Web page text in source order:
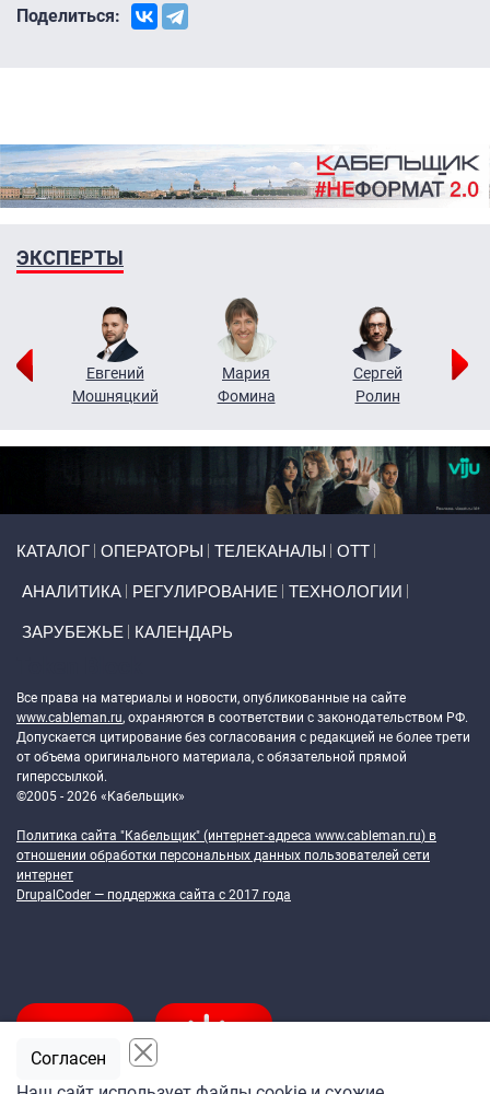
Поделиться:
ЭКСПЕРТЫ
Евгений
Мошняцкий
Мария
Фомина
Сергей
Ролин
КАТАЛОГ ОПЕРАТОРЫ ТЕЛЕКАНАЛЫ ОТТ
АНАЛИТИКА РЕГУЛИРОВАНИЕ ТЕХНОЛОГИИ
ЗАРУБЕЖЬЕ КАЛЕНДАРЬ
Все права на материалы и новости, опубликованные на сайте
www.cableman.ru, охраняются в соответствии с законодательством РФ.
Допускается цитирование без согласования с редакцией не более трети
от объема оригинального материала, с обязательной прямой
гиперссылкой.
©2005 - 2026 «Кабельщик»
Политика сайта "Кабельщик" (интернет-адреса www.cableman.ru) в
отношении обработки персональных данных пользователей сети
интернет
DrupalCoder — поддержка сайта c 2017 года
Согласен